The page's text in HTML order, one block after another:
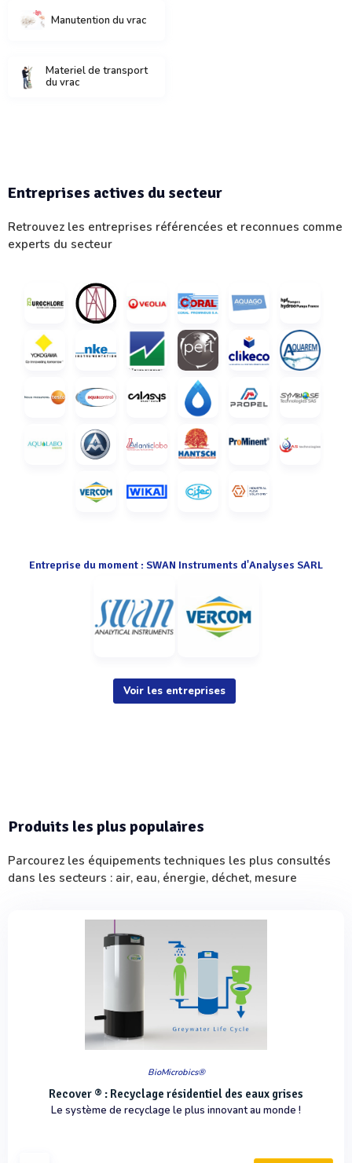
Manutention du vrac
Materiel de transport
du vrac
Entreprises actives du secteur
Retrouvez les entreprises référencées et reconnues comme
experts du secteur
Entreprise du moment : SWAN Instruments d'Analyses SARL
Voir les entreprises
Produits les plus populaires
Parcourez les équipements techniques les plus consultés
dans les secteurs : air, eau, énergie, déchet, mesure
BioMicrobics®
Recover ® : Recyclage résidentiel des eaux grises
Le système de recyclage le plus innovant au monde !